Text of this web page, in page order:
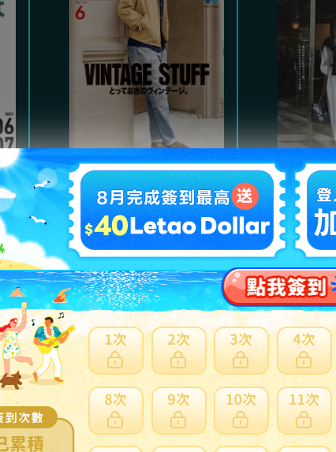
孩
。
Clutch
提供很多充滿男性魅力的
復古服飾配件。
氣質
場服